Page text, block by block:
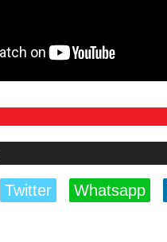
Twitter Whatsapp